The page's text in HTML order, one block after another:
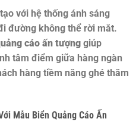
với hệ thống ánh sáng
đường không thể rời mắt.
cáo ấn tượng giúp
tâm điểm giữa hàng ngàn
hàng tiềm năng ghé thăm
Mẫu Biển Quảng Cáo Ấn